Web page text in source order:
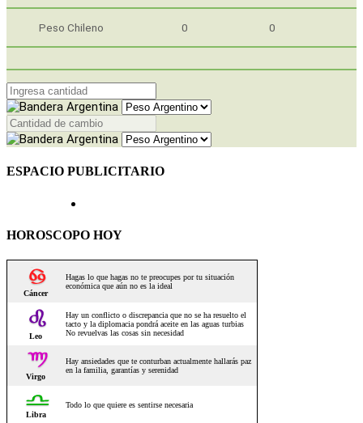
Peso Chileno 0 0
ESPACIO PUBLICITARIO
HOROSCOPO HOY